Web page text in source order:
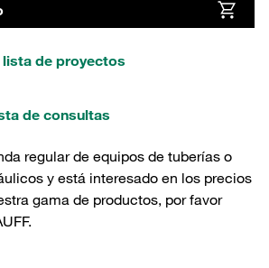
lista de proyectos
de consultas
regular de equipos de tuberías o
y está interesado en los precios
gama de productos, por favor